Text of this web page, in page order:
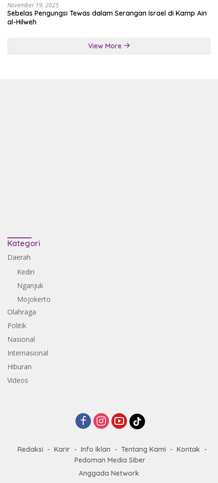
November 19, 2025
Sebelas Pengungsi Tewas dalam Serangan Israel di Kamp Ain
al-Hilweh
View More
Kategori
Daerah
Kediri
Nganjuk
Mojokerto
Olahraga
Politik
Nasional
Internasional
Hiburan
Videos
Redaksi Karir Info Iklan Tentang Kami
Kontak
Pedoman Media Siber
Anggada Network